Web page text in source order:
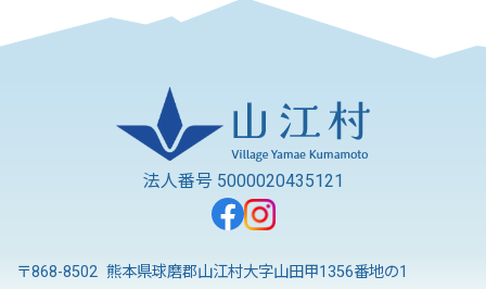
法人番号 5000020435121
〒868-8502 熊本県球磨郡山江村大字山田甲1356番地の1